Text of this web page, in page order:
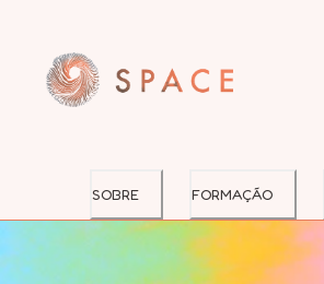
SOBRE FORMAÇÃO